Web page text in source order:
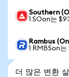
Southern
1 SOon는
Rambus
1 RMBSon는
더 많은 변환